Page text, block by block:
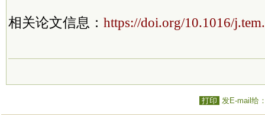
相关论文信息： https://doi.org/10.1016/
打印 发E-mail给